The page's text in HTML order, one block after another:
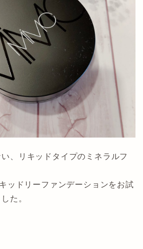
、リキッドタイプのミネラルフ
ッドリーファンデーションをお試
た。